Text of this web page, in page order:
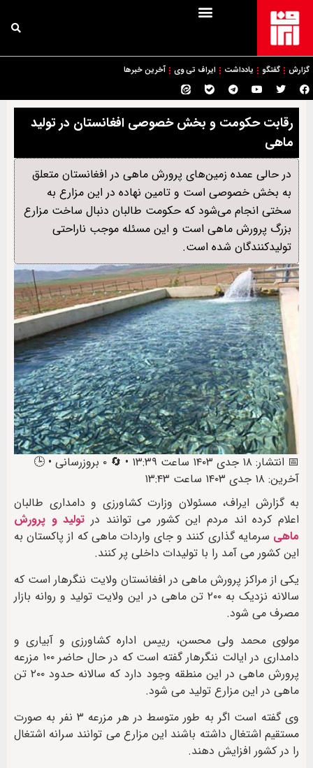
گزارش گفتگو یادداشت ایراف تی وی آخرین خبرها
رقابت حکومت و بخش خصوصی افغانستان در تولید
ماهی
در حالی عمده زمین‌های پرورش ماهی در افغانستان متعلق
به بخش خصوصی است و تامین نهاده در این مزارع به
سختی انجام می‌شود که حکومت طالبان دنبال ساخت مزارع
بزرگ پرورش ماهی است و این مسئله موجب ناراحتی
تولیدکنندگان شده است.
📅 انتشار: ۱۸ جدی ۱۴۰۳ ساعت ۱۳:۳۹ • 🔄 ۰ بروزرسانی • 🕒
آخرین: ۱۸ جدی ۱۴۰۳ ساعت ۱۳:۴۳
به گزارش ایراف، مسئولان وزارت کشاورزی و دامداری طالبان
اعلام کرده اند مردم این کشور می توانند در تولید و پرورش
ماهی سرمایه گذاری کنند و جای واردات ماهی که از پاکستان به
این کشور می آمد را با تولیدات داخلی پر کنند.
یکی از مراکز پرورش ماهی در افغانستان ولایت ننگرهار است که
سالانه نزدیک به ۲۰۰ تن ماهی در این ولایت تولید و روانه بازار
مصرف می شود.
مولوی محمد ولی محسن، رییس اداره کشاورزی و آبیاری و
دامداری در ایالت ننگرهار گفته است که در حال حاضر ۱۰۰ مزرعه
پرورش ماهی در این منطقه وجود دارد که سالانه حدود ۲۰۰ تن
ماهی در این مزارع تولید می شود.
وی گفته است اگر به طور متوسط در هر مزرعه ۳ نفر به صورت
مستقیم اشتغال داشته باشند این مزارع می توانند سرانه اشتغال
را در کشور افزایش دهند.